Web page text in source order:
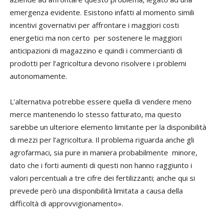
emergenza evidente. Esistono infatti al momento simili
incentivi governativi per affrontare i maggiori costi
energetici ma non certo per sostenere le maggiori
anticipazioni di magazzino e quindi i commercianti di
prodotti per l’agricoltura devono risolvere i problemi
autonomamente.
L’alternativa potrebbe essere quella di vendere meno
merce mantenendo lo stesso fatturato, ma questo
sarebbe un ulteriore elemento limitante per la disponibilità
di mezzi per l’agricoltura. Il problema riguarda anche gli
agrofarmaci, sia pure in maniera probabilmente minore,
dato che i forti aumenti di questi non hanno raggiunto i
valori percentuali a tre cifre dei fertilizzanti; anche qui si
prevede però una disponibilità limitata a causa della
difficoltà di approvvigionamento».